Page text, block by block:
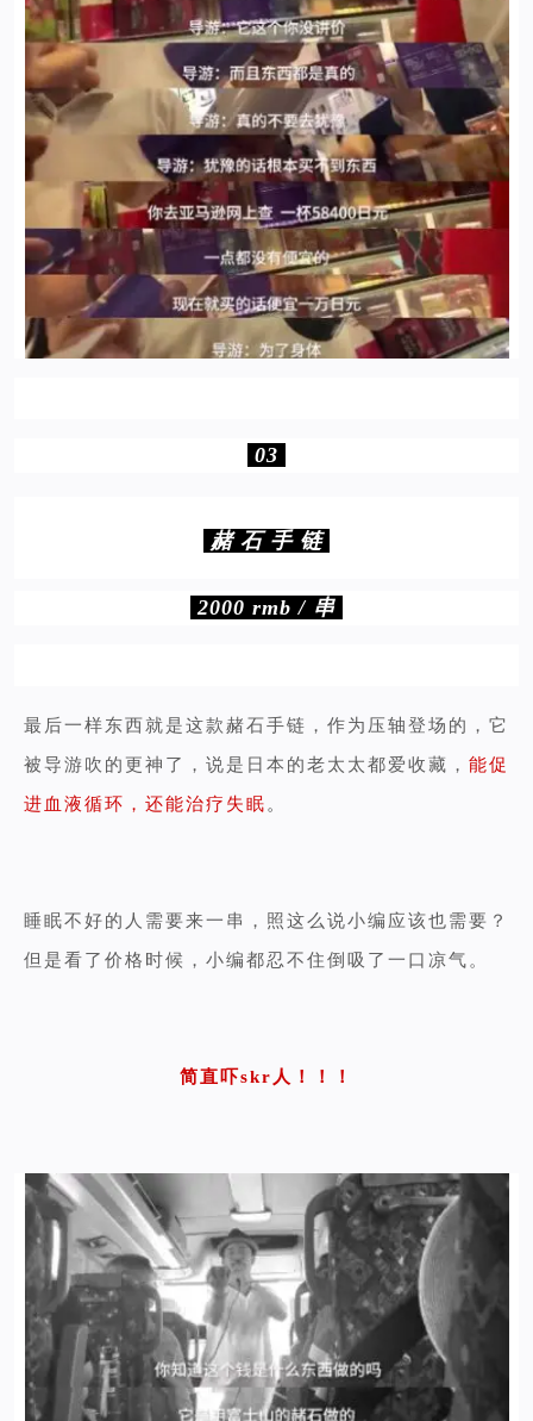
03
赭 石 手 链
2000 rmb / 串
最后一样东西就是这款赭石手链，作为压轴登场的，它
被导游吹的更神了，说是日本的老太太都爱收藏， 能促
进血液循环，还能治疗失眠 。
睡眠不好的人需要来一串，照这么说小编应该也需要？
但是看了价格时候，小编都忍不住倒吸了一口凉气。
简直吓skr人！！！